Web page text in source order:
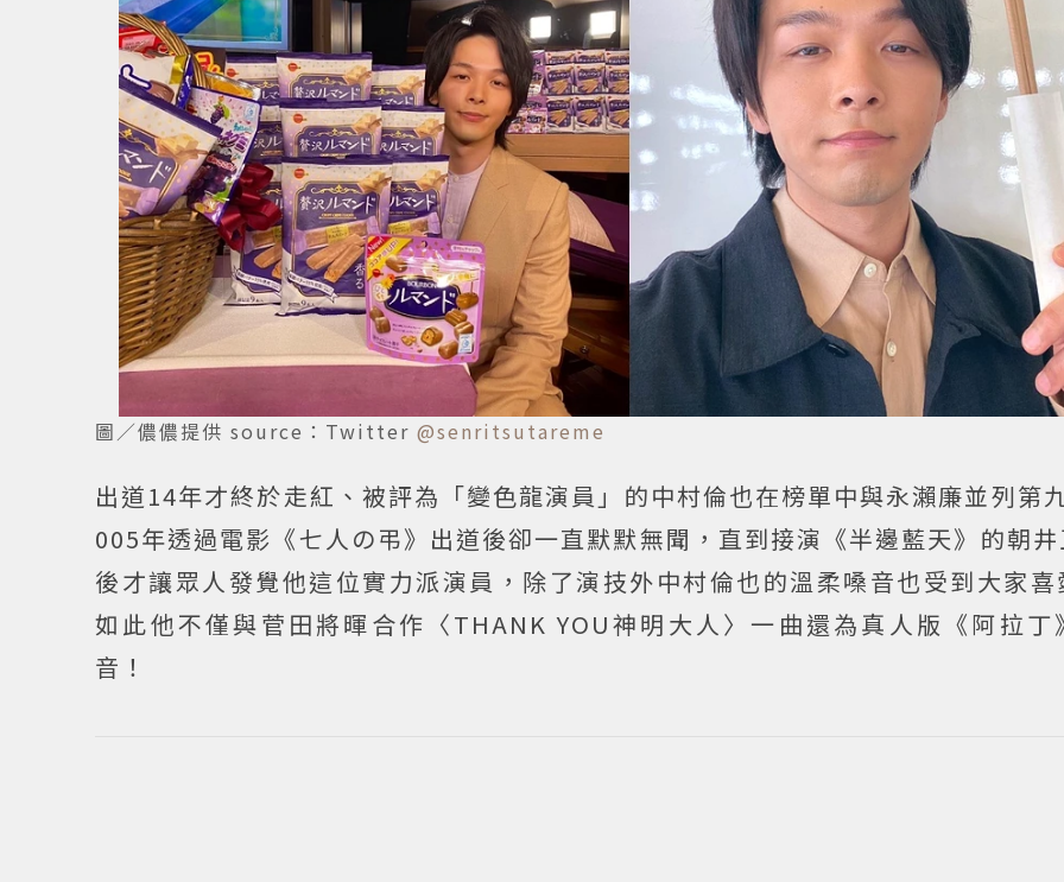
圖／儂儂提供 source：Twitter @senritsutareme
出道14年才終於走紅、被評為「變色龍演員」的中村倫也在榜單中與永瀨廉並列第
005年透過電影《七人の弔》出道後卻一直默默無聞，直到接演《半邊藍天》的朝
後才讓眾人發覺他這位實力派演員，除了演技外中村倫也的溫柔嗓音也受到大家
如此他不僅與菅田將暉合作〈THANK YOU神明大人〉一曲還為真人版《阿拉丁
音！